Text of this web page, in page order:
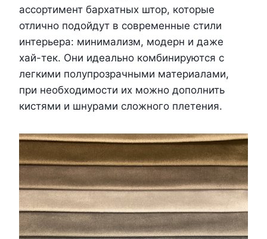
ассортимент бархатных штор, которые
отлично подойдут в современные стили
интерьера: минимализм, модерн и даже
хай-тек. Они идеально комбинируются с
легкими полупрозрачными материалами,
при необходимости их можно дополнить
кистями и шнурами сложного плетения.